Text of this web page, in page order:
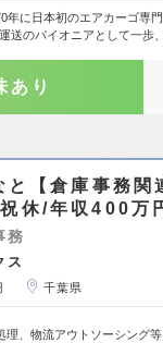
年に日本初のエアカーゴ専
送のパイオニアとして一歩
あり
と【倉庫事務関
休/年収400万
務
ス
千葉県
理、物流アウトソーシング